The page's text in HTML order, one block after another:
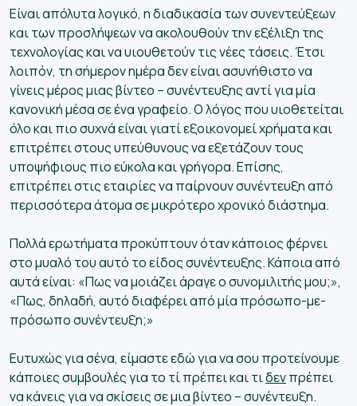
Είναι απόλυτα λογικό, η διαδικασία των συνεντεύξεων
και των προσλήψεων να ακολουθούν την εξέλιξη της
τεχνολογίας και να υιουθετούν τις νέες τάσεις. Έτσι
λοιπόν, τη σήμερον ημέρα δεν είναι ασυνήθιστο να
γίνεις μέρος μιας βίντεο – συνέντευξης αντί για μία
κανονική μέσα σε ένα γραφείο. Ο λόγος που υιοθετείται
όλο και πιο συχνά είναι γιατί εξοικονομεί χρήματα και
επιτρέπει στους υπεύθυνους να εξετάζουν τους
υποψήφιους πιο εύκολα και γρήγορα. Επίσης,
επιτρέπει στις εταιρίες να παίρνουν συνέντευξη από
περισσότερα άτομα σε μικρότερο χρονικό διάστημα.
Πολλά ερωτήματα προκύπτουν όταν κάποιος φέρνει
στο μυαλό του αυτό το είδος συνέντευξης. Κάποια από
αυτά είναι: «Πως να μοιάζει άραγε ο συνομιλιτής μου;»,
«Πως, δηλαδή, αυτό διαφέρει από μία πρόσωπο-με-
πρόσωπο συνέντευξη;»
Ευτυχώς για σένα, είμαστε εδώ για να σου προτείνουμε
κάποιες συμβουλές για το τί πρέπει και τιδενπρέπει
να κάνεις για να σκίσεις σε μια βίντεο – συνέντευξη.